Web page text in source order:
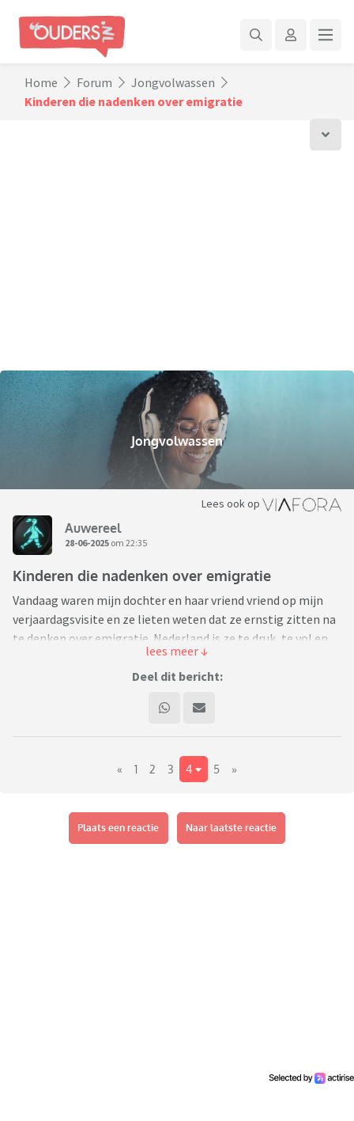
Home Forum
Jongvolwassen
Kinderen die nadenken over emigratie
Jongvolwassen
Lees ook op
Auwereel
28-06-2025 om 22:35
Kinderen die nadenken over emigratie
Vandaag waren mijn dochter en haar vriend vriend op mijn
verjaardagsvisite en ze lieten weten dat ze ernstig zitten na
te denken over emigratie. Nederland is ze te druk, te vol en
weinig natuur en huizen in een rustige omgeving die
betaalbaar zijn èn in de buurt van werk zijn schaars. Dochter
geschikt moment om ook het buitenland te overwegen, met
name het land waar vriend vandaan komt, Nieuw Zeeland,
Het verwondert me niet, het verwonderde me eerder toen ze
Zijn er nog andere ouders met kinderen met
emigratieplannen?
Deel dit bericht:
« 1 2 3 4 5 »
Plaats een reactie Naar laatste reactie